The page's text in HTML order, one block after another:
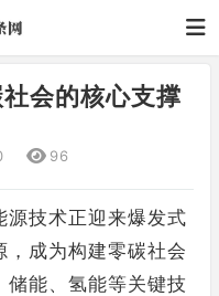
会的核心支撑
96
源技术正迎来爆发式
成为构建零碳社会
储能、氢能等关键技